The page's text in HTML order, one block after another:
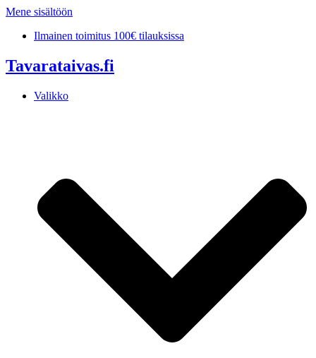
Mene sisältöön
Ilmainen toimitus 100€ tilauksissa
Tavarataivas.fi
Valikko